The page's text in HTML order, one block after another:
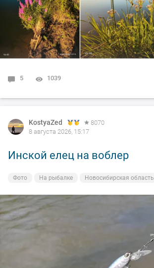
5 1039
KostyaZed
8070
8 августа 2026, 15:17
Инской елец на воблер
Фото На рыбалке Новосибирская область